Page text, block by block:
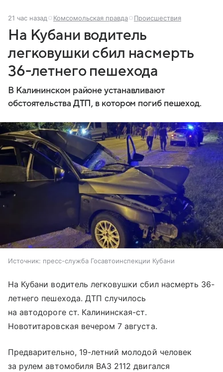
21 час назад Комсомольская правда Происшествия
На Кубани водитель
легковушки сбил насмерть
36-летнего пешехода
В Калининском районе устанавливают
обстоятельства ДТП, в котором погиб пешеход.
Источник: пресс-служба Госавтоинспекции Кубани
На Кубани водитель легковушки сбил насмерть 36-
летнего пешехода. ДТП случилось
на автодороге ст. Калининская-ст.
Новотитаровская вечером 7 августа.
Предварительно, 19-летний молодой человек
за рулем автомобиля ВАЗ 2112 двигался